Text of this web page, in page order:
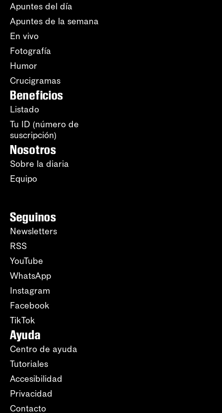
Apuntes del día
Apuntes de la semana
En vivo
Fotografía
Humor
Crucigramas
Beneficios
Listado
Tu ID (número de
suscripción)
Nosotros
Sobre la diaria
Equipo
Seguinos
Newsletters
RSS
YouTube
WhatsApp
Instagram
Facebook
TikTok
Ayuda
Centro de ayuda
Tutoriales
Accesibilidad
Privacidad
Contacto